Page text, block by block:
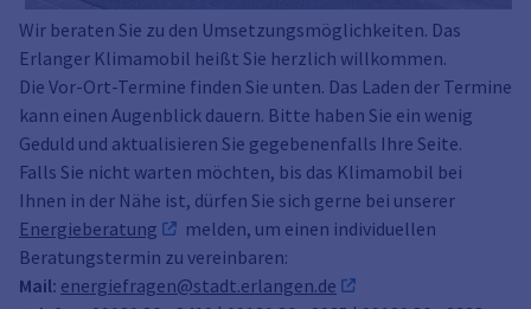
Wir beraten Sie zu den Umsetzungsmöglichkeiten. Das
Erlanger Klimamobil heißt Sie herzlich willkommen.
Die Vor-Ort-Termine finden Sie unten. Das Laden der Termine
kann einen Augenblick dauern. Bitte haben Sie ein wenig
Geduld und aktualisieren Sie gegebenenfalls Ihre Seite.
Falls Sie nicht warten möchten, bis das Klimamobil bei
Ihnen in der Nähe ist, dürfen Sie sich gerne bei unserer
Energieberatung
melden, um einen individuellen
Beratungstermin zu vereinbaren:
Mail: energiefragen@stadt.erlangen.de